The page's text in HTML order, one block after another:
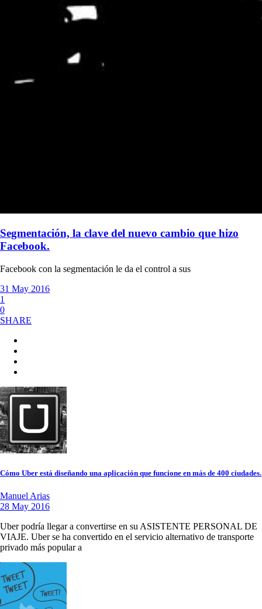
Segmentación, la clave del nuevo cambio que hizo
Facebook.
Facebook con la segmentación le da el control a sus
31 May 2016
1
0
SHARE
Cómo Uber está diseñando una aplicación que funcione en más de 400 ciudades.
Manuel Arias
28 May 2016
Uber podría llegar a convertirse en su ASISTENTE PERSONAL DE
VIAJE. Uber se ha convertido en el servicio alternativo de transporte
privado más popular a